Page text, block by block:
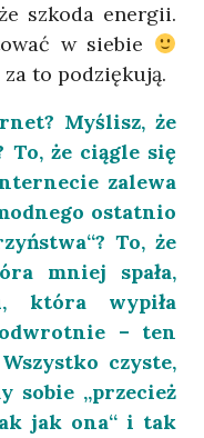
szkoda energii.
w siebie
to podziękują.
Myślisz, że
To, że ciągle się
zalewa
ostatnio
To, że
mniej spała,
która wypiła
– ten
czyste,
sobie „przecież
jak ona“ i tak